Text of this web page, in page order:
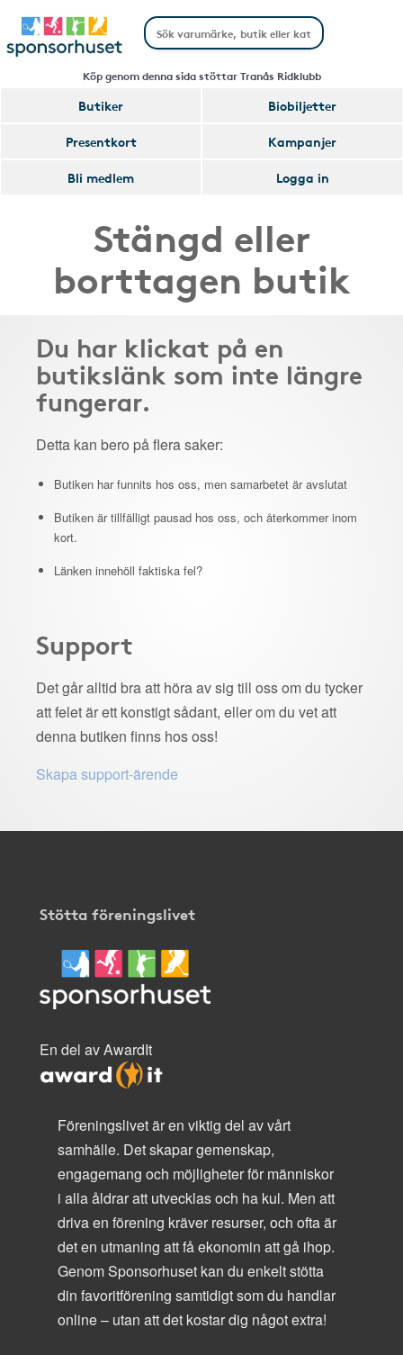
Köp genom denna sida stöttar Tranås Ridklubb
Butiker
Biobiljetter
Presentkort
Kampanjer
Bli medlem
Logga in
Stängd eller
borttagen butik
Du har klickat på en
butikslänk som inte längre
fungerar.
Detta kan bero på flera saker:
Butiken har funnits hos oss, men samarbetet är avslutat
Butiken är tillfälligt pausad hos oss, och återkommer inom
kort.
Länken innehöll faktiska fel?
Support
Det går alltid bra att höra av sig till oss om du tycker
att felet är ett konstigt sådant, eller om du vet att
denna butiken finns hos oss!
Skapa support-ärende
Stötta föreningslivet
En del av AwardIt
Föreningslivet är en viktig del av vårt
samhälle. Det skapar gemenskap,
engagemang och möjligheter för människor
i alla åldrar att utvecklas och ha kul. Men att
driva en förening kräver resurser, och ofta är
det en utmaning att få ekonomin att gå ihop.
Genom Sponsorhuset kan du enkelt stötta
din favoritförening samtidigt som du handlar
online – utan att det kostar dig något extra!